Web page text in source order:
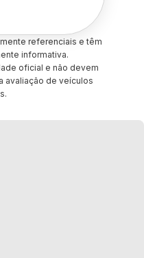
referenciais e têm
informativa.
oficial e não devem
avaliação de veículos